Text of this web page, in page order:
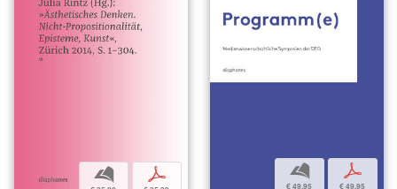
b p b
€ 49,95
p
€ 49,95